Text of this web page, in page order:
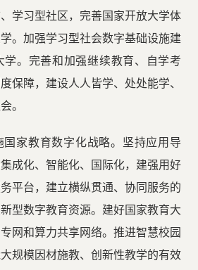
学习型社区，完善国家开放大学体
。加强学习型社会数字基础设施建
学。完善和加强继续教育、自学考
保障，建设人人皆学、处处能学、
。
国家教育数字化战略。坚持应用导
成化、智能化、国际化，建强用好
平台，建立横纵贯通、协同服务的
型数字教育资源。建好国家教育大
网和算力共享网络。推进智慧校园
规模因材施教、创新性教学的有效